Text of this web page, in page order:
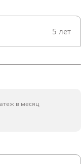
5 лет
в месяц